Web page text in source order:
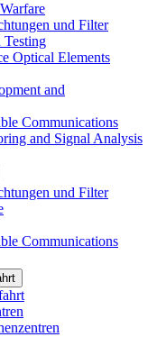
und Filter
Optical Elements
and
Communications
and Signal Analysis
und Filter
Communications